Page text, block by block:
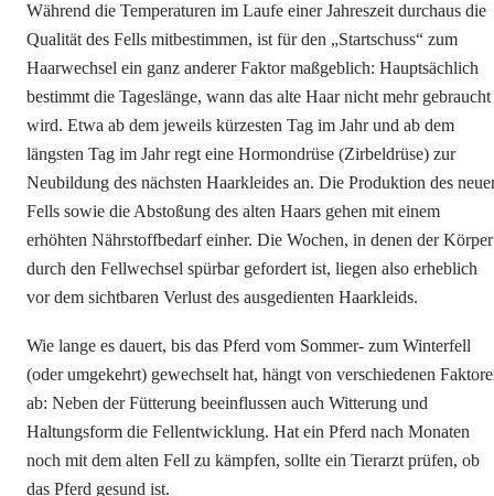
Während die Temperaturen im Laufe einer Jahreszeit durchaus die
Qualität des Fells mitbestimmen, ist für den „Startschuss“ zum
Haarwechsel ein ganz anderer Faktor maßgeblich: Hauptsächlich
bestimmt die Tageslänge, wann das alte Haar nicht mehr gebraucht
wird. Etwa ab dem jeweils kürzesten Tag im Jahr und ab dem
längsten Tag im Jahr regt eine Hormondrüse (Zirbeldrüse) zur
Neubildung des nächsten Haarkleides an. Die Produktion des
Fells sowie die Abstoßung des alten Haars gehen mit einem
erhöhten Nährstoffbedarf einher. Die Wochen, in denen der Körper
durch den Fellwechsel spürbar gefordert ist, liegen also erheblich
vor dem sichtbaren Verlust des ausgedienten Haarkleids.
Wie lange es dauert, bis das Pferd vom Sommer- zum Winterfell
(oder umgekehrt) gewechselt hat, hängt von verschiedenen
ab: Neben der Fütterung beeinflussen auch Witterung und
Haltungsform die Fellentwicklung. Hat ein Pferd nach Monaten
noch mit dem alten Fell zu kämpfen, sollte ein Tierarzt prüfen, ob
das Pferd gesund ist.